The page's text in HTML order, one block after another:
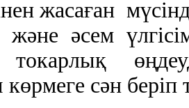
жасаған
және әсем
сән беріп